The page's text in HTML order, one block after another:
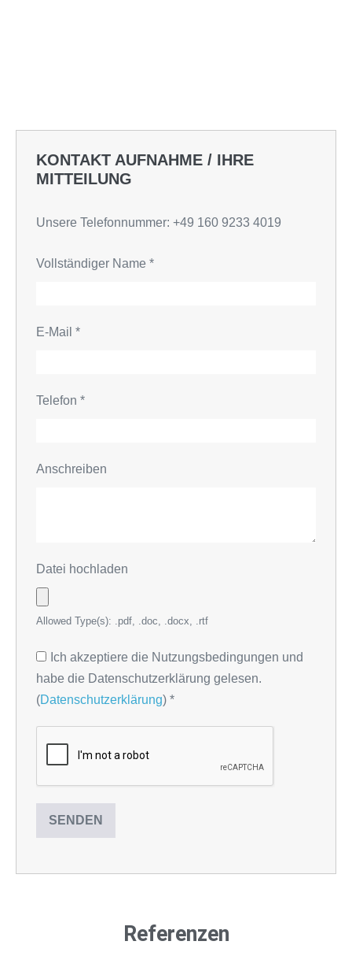
KONTAKT AUFNAHME / IHRE
MITTEILUNG
Unsere Telefonnummer: +49 160 9233 4019
Vollständiger Name *
E-Mail *
Telefon *
Anschreiben
Datei hochladen
Allowed Type(s): .pdf, .doc, .docx, .rtf
Ich akzeptiere die Nutzungsbedingungen und
habe die Datenschutzerklärung gelesen.
(Datenschutzerklärung) *
Referenzen